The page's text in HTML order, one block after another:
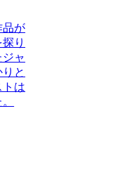
品が
り
ャ
と
トは